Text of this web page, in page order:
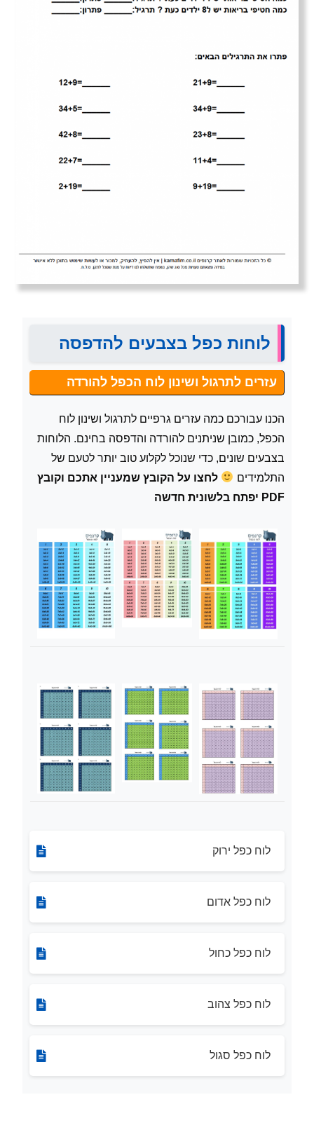
לוחות כפל בצבעים להדפסה
עזרים לתרגול ושינון לוח הכפל להורדה
הכנו עבורכם כמה עזרים גרפיים לתרגול ושינון לוח
הכפל, כמובן שניתנים להורדה והדפסה בחינם. הלוחות
בצבעים שונים, כדי שנוכל לקלוע טוב יותר לטעם של
התלמידים
לחצו על הקובץ שמעניין אתכם וקובץ
PDF יפתח בלשונית חדשה
לוח כפל ירוק
לוח כפל אדום
לוח כפל כחול
לוח כפל צהוב
לוח כפל סגול